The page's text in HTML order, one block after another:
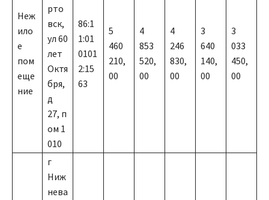
Неж
ило
е
пом
еще
ние
рто
вск,
ул 60
лет
Октя
бря,
д
27, п
ом 1
010
86:1
1:01
0101
2:15
63
5
460
210,
00
4
853
520,
00
4
246
830,
00
3
640
140,
00
3
033
450,
00
г
Ниж
нева